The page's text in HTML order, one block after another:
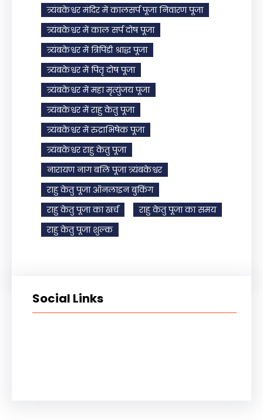
त्र्यंबकेश्वर मंदिर में कालसर्प पूजा निवारण पूजा
त्र्यंबकेश्वर में काल सर्प दोष पूजा
त्र्यंबकेश्वर में त्रिपिंडी श्राद्ध पूजा
त्र्यंबकेश्वर में पितृ दोष पूजा
त्र्यंबकेश्वर में महा मृत्युंजय पूजा
त्र्यंबकेश्वर में राहु केतु पूजा
त्र्यंबकेश्वर में रुद्राभिषेक पूजा
त्र्यंबकेश्वर राहु केतु पूजा
नारायण नाग बलि पूजा त्र्यंबकेश्वर
राहु केतु पूजा ऑनलाइन बुकिंग
राहु केतु पूजा का खर्च
राहु केतु पूजा का समय
राहु केतु पूजा शुल्क
Social Links